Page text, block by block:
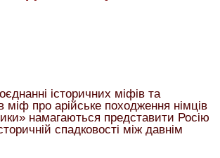
історичних міфів та
про арійське походження німців
намагаються представити Росію
спадковості між давнім